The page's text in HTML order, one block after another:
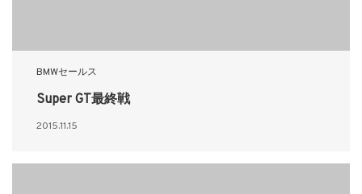
BMWセールス
Super GT最終戦
2015.11.15